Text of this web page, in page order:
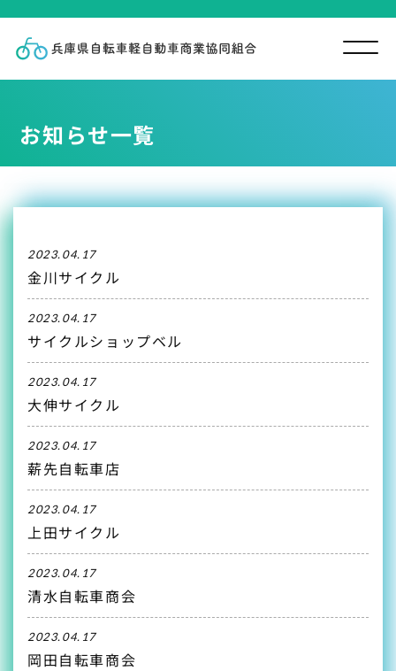
お知らせ一覧
2023.04.17
金川サイクル
2023.04.17
サイクルショップベル
2023.04.17
大伸サイクル
2023.04.17
薪先自転車店
2023.04.17
上田サイクル
2023.04.17
清水自転車商会
2023.04.17
岡田自転車商会